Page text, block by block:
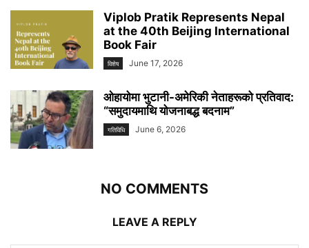
Viplob Pratik Represents Nepal
at the 40th Beijing International
Book Fair
विशेष June 17, 2026
ओहायोमा भुटानी-अमेरिकी नेताहरूको प्रतिवाद:
“समुदायमाथि योजनाबद्ध बदनाम”
गतिविधि June 6, 2026
NO COMMENTS
LEAVE A REPLY